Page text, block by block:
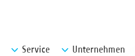
Service Unternehmen